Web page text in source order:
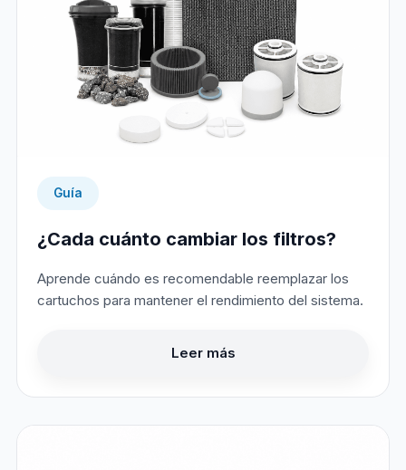
Guía
¿Cada cuánto cambiar los filtros?
Aprende cuándo es recomendable reemplazar los
cartuchos para mantener el rendimiento del sistema.
Leer más